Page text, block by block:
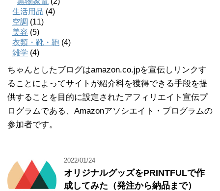
生活用品 (4)
空調 (11)
美容 (5)
衣類・靴・鞄 (4)
雑学 (4)
ちゃんとしたブログはamazon.co.jpを宣伝しリンクす
ることによってサイトが紹介料を獲得できる手段を提
供することを目的に設定されたアフィリエイト宣伝プ
ログラムである、Amazonアソシエイト・プログラムの
参加者です。
2022/01/24
オリジナルグッズをPRINTFULで作
成してみた（発注から納品まで）